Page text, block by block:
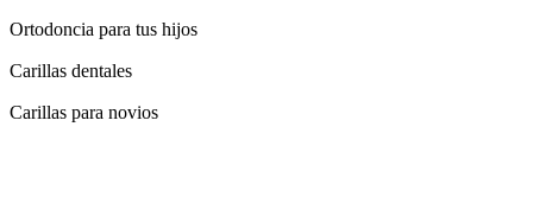
Ortodoncia para tus hijos
Carillas dentales
Carillas para novios